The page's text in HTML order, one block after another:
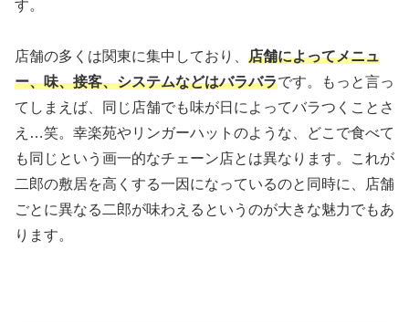
す。
店舗の多くは関東に集中しており、 店舗によってメニュ
ー、味、接客、システムなどはバラバラです。もっと言っ
てしまえば、同じ店舗でも味が日によってバラつくことさ
え…笑。幸楽苑やリンガーハットのような、どこで食べて
も同じという画一的なチェーン店とは異なります。これが
二郎の敷居を高くする一因になっているのと同時に、店舗
ごとに異なる二郎が味わえるというのが大きな魅力でもあ
ります。